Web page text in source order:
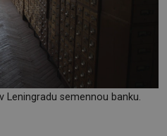
Leningradu semennou banku.